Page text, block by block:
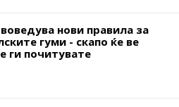
нови правила за
гуми - скапо ќе ве
ги почитувате